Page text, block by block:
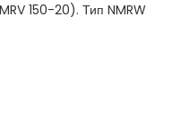
150-20). Тип NMRW